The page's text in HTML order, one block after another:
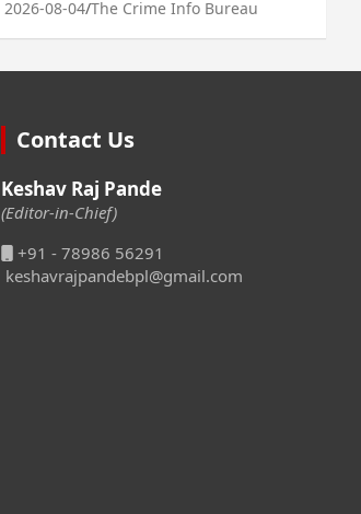
2026-08-04 The Crime Info Bureau
Contact Us
Keshav Raj Pande
(Editor-in-Chief)
+91 - 78986 56291
keshavrajpandebpl@gmail.com